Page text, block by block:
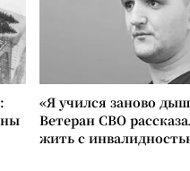
«Я учился заново
Ветеран СВО
жить с